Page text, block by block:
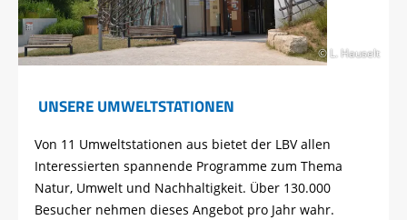
© L. Hauselt
UNSERE UMWELTSTATIONEN
Von 11 Umweltstationen aus bietet der LBV allen
Interessierten spannende Programme zum Thema
Natur, Umwelt und Nachhaltigkeit. Über 130.000
Besucher nehmen dieses Angebot pro Jahr wahr.